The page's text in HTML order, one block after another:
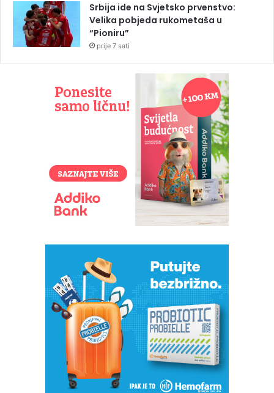
Srbija ide na Svjetsko prvenstvo:
Velika pobjeda rukometaša u
“Pioniru”
prije 7 sati